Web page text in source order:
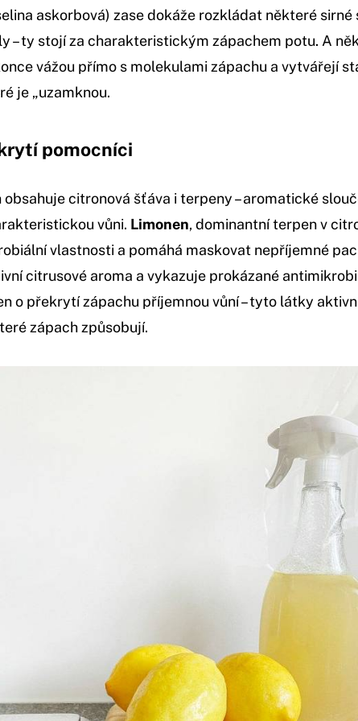
askorbová) zase dokáže rozkládat některé sirné
– ty stojí za charakteristickým zápachem potu. A
vážou přímo s molekulami zápachu a vytvářejí
je „uzamknou.
pomocníci
obsahuje citronová šťáva i terpeny – aromatické
vůni. Limonen, dominantní terpen v
vlastnosti a pomáhá maskovat nepříjemné
citrusové aroma a vykazuje prokázané
o překrytí zápachu příjemnou vůní – tyto látky
zápach způsobují.